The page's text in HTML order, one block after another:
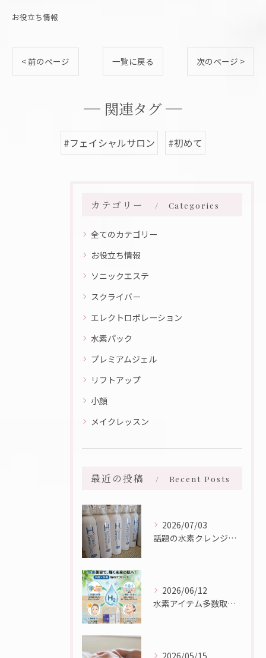
お役立ち情報
< 前のページ 一覧に戻る 次のページ >
関連タグ
#フェイシャルサロン #初めて
カテゴリー Categories
全てのカテゴリー
お役立ち情報
ソニックエステ
スクライバー
エレクトロポレーション
水素パック
プレミアムジェル
リフトアップ
小顔
メイクレッスン
最近の投稿 Recent Posts
2026/07/03
話題の水素クレンジング入荷しました☆彡
2026/06/12
水素アイテム多数取り扱っております♪
2026/05/15